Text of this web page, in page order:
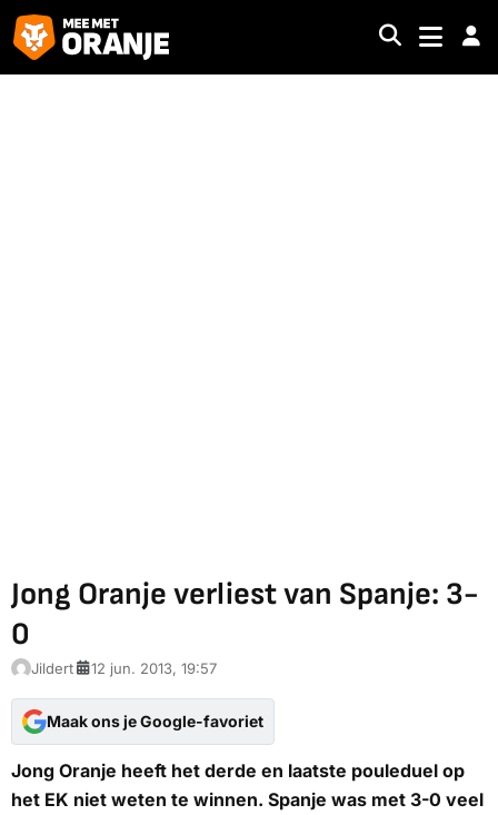
Jong Oranje verliest van Spanje: 3-
0
Jildert 12 jun. 2013, 19:57
Maak ons je Google-favoriet
Jong Oranje heeft het derde en laatste pouleduel op
het EK niet weten te winnen. Spanje was met 3-0 veel